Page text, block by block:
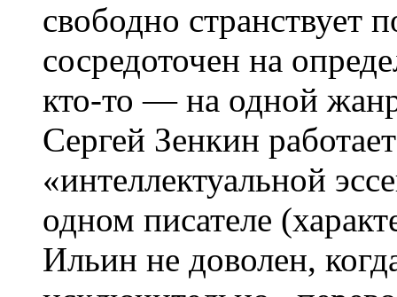
свободно странствует
сосредоточен на
кто-то — на одной
Сергей Зенкин
«интеллектуальной
одном писателе
Ильин не доволен,